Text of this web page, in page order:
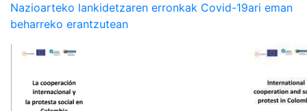
Nazioarteko lankidetzaren erronkak Covid-19ari eman
beharreko erantzutean